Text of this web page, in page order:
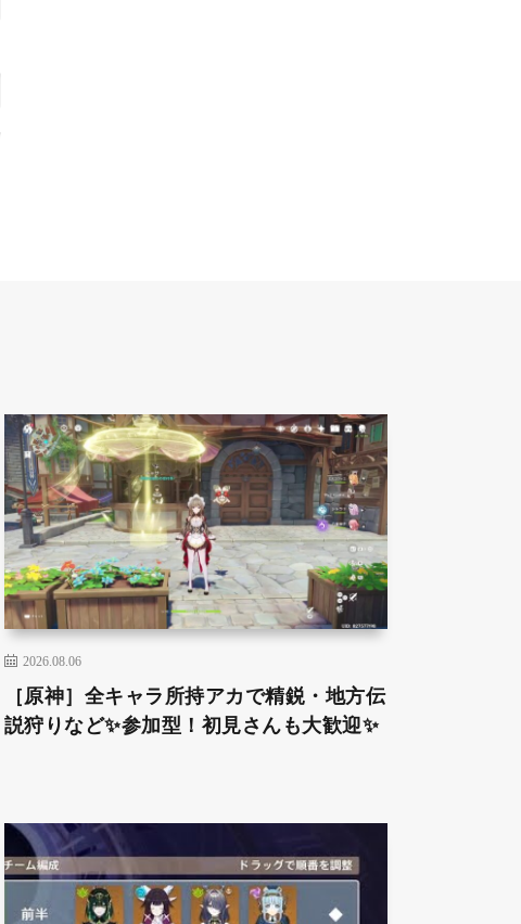
2026.08.06
［原神］全キャラ所持アカで精鋭・地方伝
説狩りなど✨参加型！初見さんも大歓迎✨